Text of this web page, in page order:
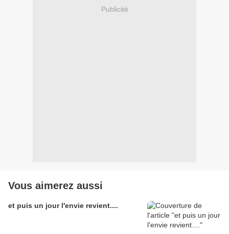
Publicité
Vous aimerez aussi
et puis un jour l'envie revient....